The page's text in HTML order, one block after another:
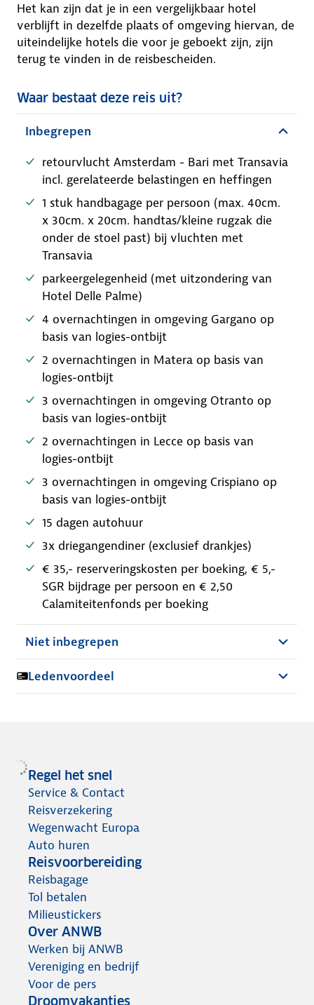
Het kan zijn dat je in een vergelijkbaar hotel
verblijft in dezelfde plaats of omgeving hiervan, de
uiteindelijke hotels die voor je geboekt zijn, zijn
terug te vinden in de reisbescheiden.
Waar bestaat deze reis uit?
Inbegrepen
retourvlucht Amsterdam - Bari met Transavia
incl. gerelateerde belastingen en heffingen
1 stuk handbagage per persoon (max. 40cm.
x 30cm. x 20cm. handtas/kleine rugzak die
onder de stoel past) bij vluchten met
Transavia
parkeergelegenheid (met uitzondering van
Hotel Delle Palme)
4 overnachtingen in omgeving Gargano op
basis van logies-ontbijt
2 overnachtingen in Matera op basis van
logies-ontbijt
3 overnachtingen in omgeving Otranto op
basis van logies-ontbijt
2 overnachtingen in Lecce op basis van
logies-ontbijt
3 overnachtingen in omgeving Crispiano op
basis van logies-ontbijt
15 dagen autohuur
3x driegangendiner (exclusief drankjes)
€ 35,- reserveringskosten per boeking, € 5,-
SGR bijdrage per persoon en € 2,50
Calamiteitenfonds per boeking
Niet inbegrepen
Ledenvoordeel
Regel het snel
Service & Contact
Reisverzekering
Wegenwacht Europa
Auto huren
Reisvoorbereiding
Reisbagage
Tol betalen
Milieustickers
Over ANWB
Werken bij ANWB
Vereniging en bedrijf
Voor de pers
Droomvakanties